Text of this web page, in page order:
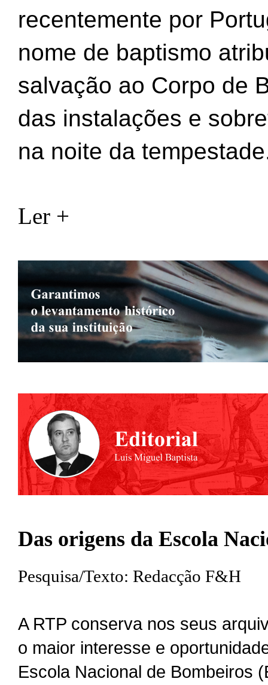
recentemente por
nome de baptismo
salvação ao Corpo de
das instalações e
na noite da
Ler +
Das origens da Escola
Pesquisa/Texto: Redacção F&H
A RTP conserva nos seus
o maior interesse e
Escola Nacional de Bombeiros